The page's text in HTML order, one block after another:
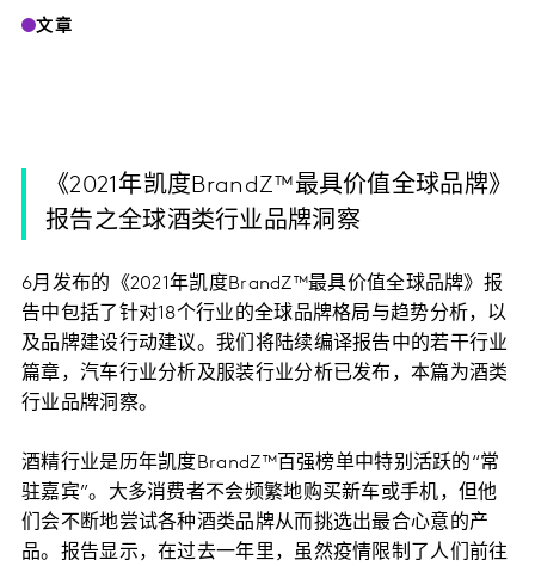
文章
《2021年凯度BrandZ™最具价值全球品牌》
报告之全球酒类行业品牌洞察
6月发布的《2021年凯度BrandZ™最具价值全球品牌》报
告中包括了针对18个行业的全球品牌格局与趋势分析，以
及品牌建设行动建议。我们将陆续编译报告中的若干行业
篇章，汽车行业分析及服装行业分析已发布，本篇为酒类
行业品牌洞察。
酒精行业是历年凯度BrandZ™百强榜单中特别活跃的“常
驻嘉宾”。大多消费者不会频繁地购买新车或手机，但他
们会不断地尝试各种酒类品牌从而挑选出最合心意的产
品。报告显示，在过去一年里，虽然疫情限制了人们前往